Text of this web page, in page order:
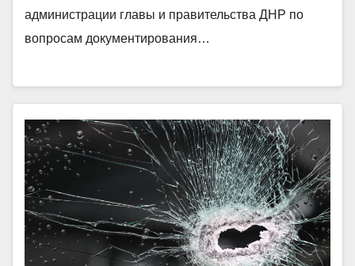
администрации главы и правительства ДНР по
вопросам документирования…